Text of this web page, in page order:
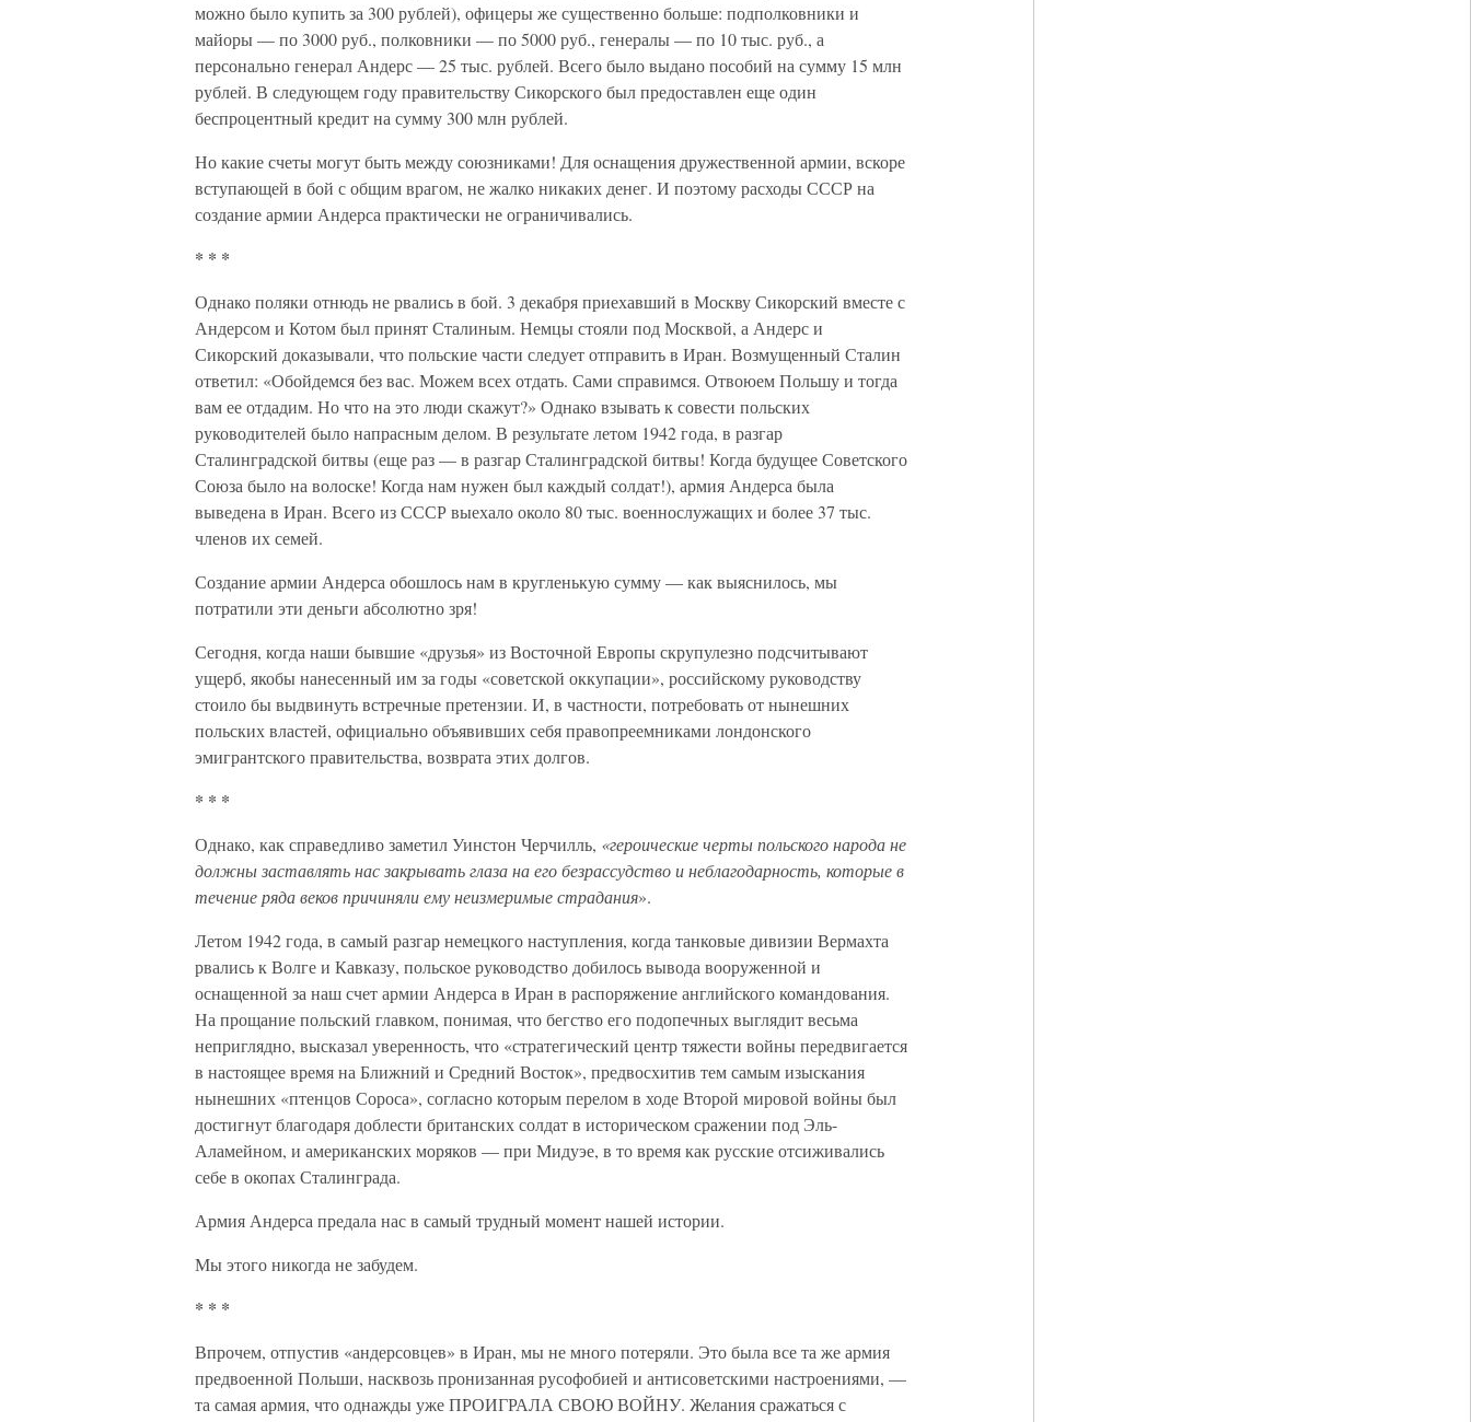
можно было купить за 300 рублей), офицеры же существенно больше: подполковники и
майоры — по 3000 руб., полковники — по 5000 руб., генералы — по 10 тыс. руб., а
персонально генерал Андерс — 25 тыс. рублей. Всего было выдано пособий на сумму 15 млн
рублей. В следующем году правительству Сикорского был предоставлен еще один
беспроцентный кредит на сумму 300 млн рублей.
Но какие счеты могут быть между союзниками! Для оснащения дружественной армии, вскоре
вступающей в бой с общим врагом, не жалко никаких денег. И поэтому расходы СССР на
создание армии Андерса практически не ограничивались.
* * *
Однако поляки отнюдь не рвались в бой. 3 декабря приехавший в Москву Сикорский вместе с
Андерсом и Котом был принят Сталиным. Немцы стояли под Москвой, а Андерс и
Сикорский доказывали, что польские части следует отправить в Иран. Возмущенный Сталин
ответил: «Обойдемся без вас. Можем всех отдать. Сами справимся. Отвоюем Польшу и тогда
вам ее отдадим. Но что на это люди скажут?» Однако взывать к совести польских
руководителей было напрасным делом. В результате летом 1942 года, в разгар
Сталинградской битвы (еще раз — в разгар Сталинградской битвы! Когда будущее Советского
Союза было на волоске! Когда нам нужен был каждый солдат!), армия Андерса была
выведена в Иран. Всего из СССР выехало около 80 тыс. военнослужащих и более 37 тыс.
членов их семей.
Создание армии Андерса обошлось нам в кругленькую сумму — как выяснилось, мы
потратили эти деньги абсолютно зря!
Сегодня, когда наши бывшие «друзья» из Восточной Европы скрупулезно подсчитывают
ущерб, якобы нанесенный им за годы «советской оккупации», российскому руководству
стоило бы выдвинуть встречные претензии. И, в частности, потребовать от нынешних
польских властей, официально объявивших себя правопреемниками лондонского
эмигрантского правительства, возврата этих долгов.
* * *
Однако, как справедливо заметил Уинстон Черчилль, «героические черты польского народа не
должны заставлять нас закрывать глаза на его безрассудство и неблагодарность, которые в
течение ряда веков причиняли ему неизмеримые страдания».
Летом 1942 года, в самый разгар немецкого наступления, когда танковые дивизии Вермахта
рвались к Волге и Кавказу, польское руководство добилось вывода вооруженной и
оснащенной за наш счет армии Андерса в Иран в распоряжение английского командования.
На прощание польский главком, понимая, что бегство его подопечных выглядит весьма
неприглядно, высказал уверенность, что «стратегический центр тяжести войны передвигается
в настоящее время на Ближний и Средний Восток», предвосхитив тем самым изыскания
нынешних «птенцов Сороса», согласно которым перелом в ходе Второй мировой войны был
достигнут благодаря доблести британских солдат в историческом сражении под Эль-
Аламейном, и американских моряков — при Мидуэе, в то время как русские отсиживались
себе в окопах Сталинграда.
Армия Андерса предала нас в самый трудный момент нашей истории.
Мы этого никогда не забудем.
* * *
Впрочем, отпустив «андерсовцев» в Иран, мы не много потеряли. Это была все та же армия
предвоенной Польши, насквозь пронизанная русофобией и антисоветскими настроениями, —
та самая армия, что однажды уже ПРОИГРАЛА СВОЮ ВОЙНУ. Желания сражаться с